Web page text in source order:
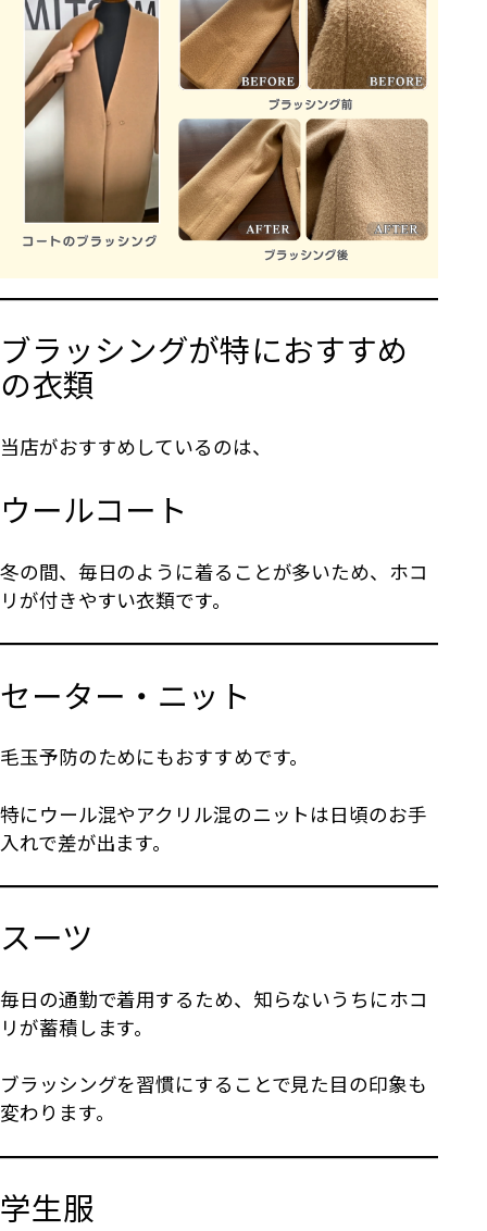
ブラッシングが特におすすめ
の衣類
当店がおすすめしているのは、
ウールコート
冬の間、毎日のように着ることが多いため、ホコ
リが付きやすい衣類です。
セーター・ニット
毛玉予防のためにもおすすめです。
特にウール混やアクリル混のニットは日頃のお手
入れで差が出ます。
スーツ
毎日の通勤で着用するため、知らないうちにホコ
リが蓄積します。
ブラッシングを習慣にすることで見た目の印象も
変わります。
学生服